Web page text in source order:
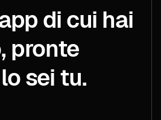
di cui hai
pronte
sei tu.